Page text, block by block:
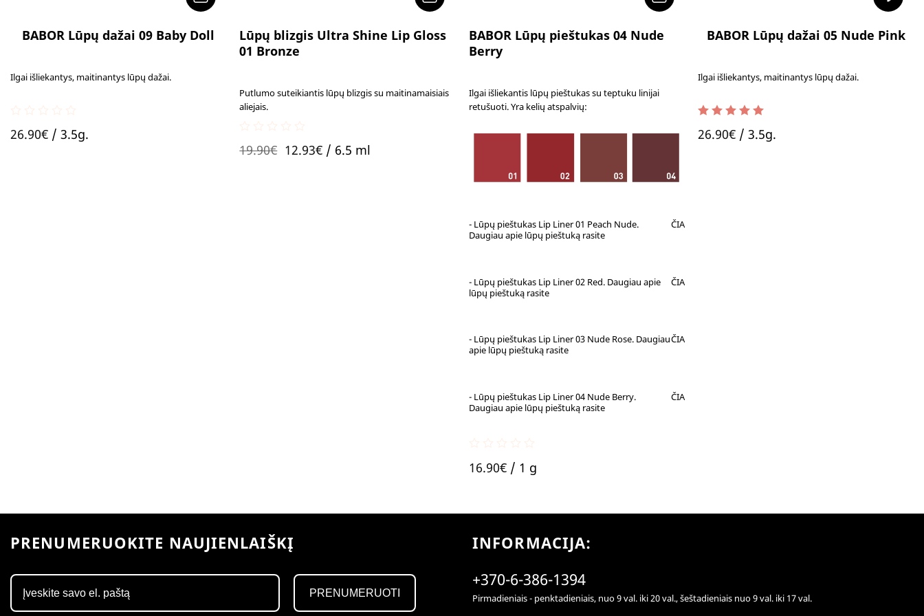
BABOR Lūpų dažai 09 Baby Doll
Ilgai išliekantys, maitinantys lūpų dažai.
out
26.90€/ 3.5g.
Lūpų blizgis Ultra Shine Lip Gloss
01 Bronze
Putlumo suteikiantis lūpų blizgis su maitinamaisiais
aliejais.
out
19.90€ Original
12.93€Current
/ 6.5 ml
BABOR Lūpų pieštukas 04 Nude
Berry
Ilgai išliekantis lūpų pieštukas su teptuku linijai
retušuoti. Yra kelių atspalvių:
- Lūpų pieštukas Lip Liner 01 Peach Nude.
Daugiau apie lūpų pieštuką rasite
ČIA
- Lūpų pieštukas Lip Liner 02 Red. Daugiau apie
lūpų pieštuką rasite
ČIA
- Lūpų pieštukas Lip Liner 03 Nude Rose. Daugiau
apie lūpų pieštuką rasite
ČIA
- Lūpų pieštukas Lip Liner 04 Nude Berry.
Daugiau apie lūpų pieštuką rasite
ČIA
out
16.90€/ 1 g
BABOR Lūpų dažai 05 Nude Pink
Ilgai išliekantys, maitinantys lūpų dažai.
out of 5
26.90€ / 3.5g.
PRENUMERUOKITE NAUJIENLAIŠKĮ
PRENUMERUOTI
INFORMACIJA:
+370-6-386-1394
Pirmadieniais - penktadieniais, nuo 9 val. iki 20 val., šeštadieniais nuo 9 val. iki 17 val.